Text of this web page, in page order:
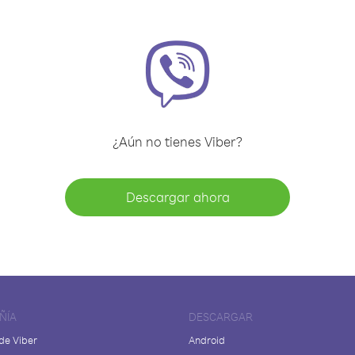
¿Aún no tienes Viber?
Descargar ahora
Viber
DESCARGAR
Android